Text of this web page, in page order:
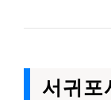
서귀포